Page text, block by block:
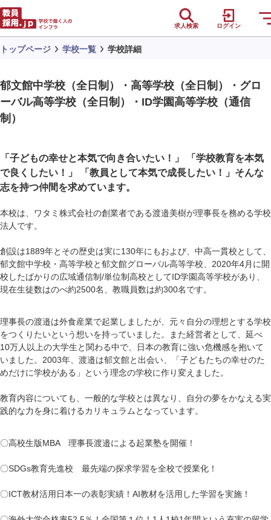
求人検索 ログイン
トップページ 学校一覧 学校詳細
郁文館中学校（全日制）・高等学校（全日制）・グロ
ーバル高等学校（全日制）・ID学園高等学校（通信
制）
「子どもの幸せと本気で向き合いたい！」 「学校教育を本気
で良くしたい！」 「教員として本気で成長したい！」そんな
志を持つ仲間を求めています。
本校は、ワタミ株式会社の創業者である渡邉美樹が理事長を務める学校
法人です。
創設は1889年とその歴史は実に130年にもおよび、中高一貫校として、
郁文館中学校・高等学校と郁文館グローバル高等学校、2020年4月に開
校したばかりの広域通信制/単位制高校としてID学園高等学校があり、
現在生徒数はのべ約2500名、教職員数は約300名です。
理事長の渡邉は外食産業で起業しましたが、元々自分の理想とする学校
をつくりたいという想いを持っていました。また経営者として、延べ
10万人以上の大学生と関わる中で、日本の教育に強い危機感を抱いて
いました。2003年、渡邉は郁文館と出会い、「子どもたちの幸せのた
めだけに学校がある」という理念の学校に作り変えました。
教育内容についても、一般的な学校とは異なり、自分の夢をかなえる実
践的な力を身に着けるカリキュラムとなっています。
〇高校生版MBA 理事長渡邉による起業塾を開催！
〇SDGs教育先進校 最先端の探求学習を全校で授業化！
〇ICT教材活用日本一の表彰実績！AI教材を活用した学習を実施！